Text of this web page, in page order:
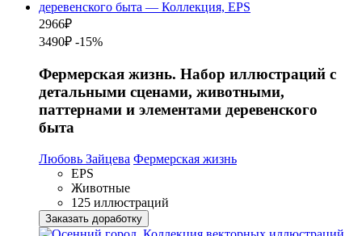
2966₽
3490₽ -15%
Фермерская жизнь. Набор иллюстраций с
детальными сценами, животными,
паттернами и элементами деревенского
быта
Любовь Зайцева Фермерская жизнь
EPS
Животные
125 иллюстраций
Заказать доработку